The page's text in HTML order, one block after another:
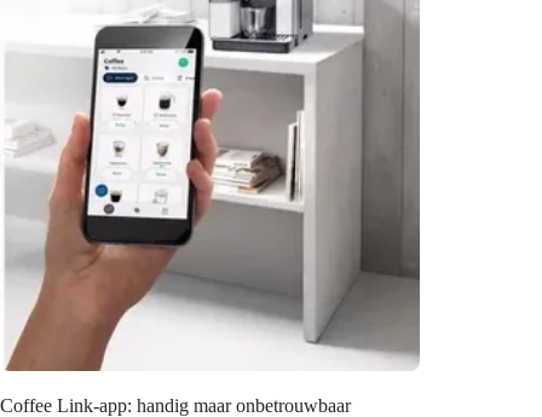
Coffee Link-app: handig maar onbetrouwbaar